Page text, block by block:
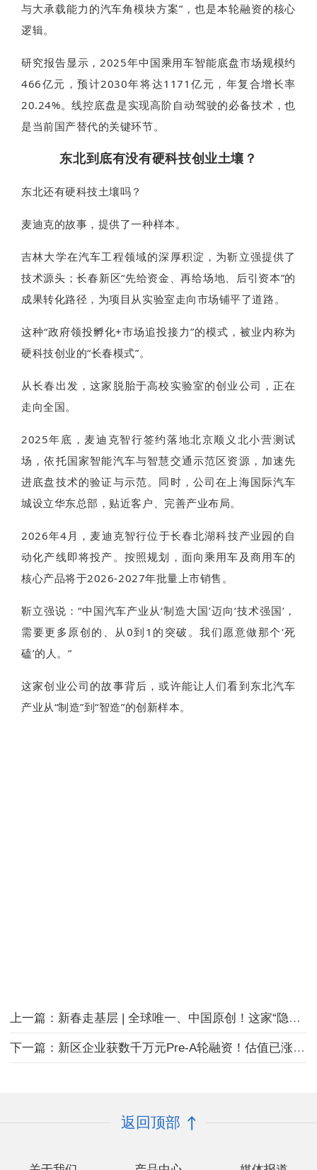
与大承载能力的汽车角模块方案”，也是本轮融资的核心
逻辑。
研究报告显示，2025年中国乘用车智能底盘市场规模约
466亿元，预计2030年将达1171亿元，年复合增长率
20.24%。线控底盘是实现高阶自动驾驶的必备技术，也
是当前国产替代的关键环节。
东北到底有没有硬科技创业土壤？
东北还有硬科技土壤吗？
麦迪克的故事，提供了一种样本。
吉林大学在汽车工程领域的深厚积淀，为靳立强提供了
技术源头；长春新区“先给资金、再给场地、后引资本”的
成果转化路径，为项目从实验室走向市场铺平了道路。
这种“政府领投孵化+市场追投接力”的模式，被业内称为
硬科技创业的“长春模式”。
从长春出发，这家脱胎于高校实验室的创业公司，正在
走向全国。
2025年底，麦迪克智行签约落地北京顺义北小营测试
场，依托国家智能汽车与智慧交通示范区资源，加速先
进底盘技术的验证与示范。同时，公司在上海国际汽车
城设立华东总部，贴近客户、完善产业布局。
2026年4月，麦迪克智行位于长春北湖科技产业园的自
动化产线即将投产。按照规划，面向乘用车及商用车的
核心产品将于2026-2027年批量上市销售。
靳立强说：“中国汽车产业从‘制造大国’迈向‘技术强国’，
需要更多原创的、从0到1的突破。我们愿意做那个‘死
磕’的人。”
这家创业公司的故事背后，或许能让人们看到东北汽车
产业从“制造”到“智造”的创新样本。
上一篇：新春走基层 | 全球唯一、中国原创！这家“隐形独角兽”如何颠覆未来出行？
下一篇：新区企业获数千万元Pre-A轮融资！估值已涨5倍
返回顶部